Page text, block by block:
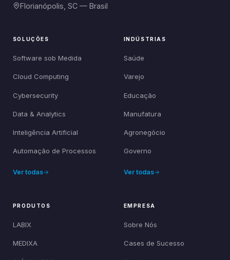
Florianópolis, SC — Brasil
SOLUÇÕES
Software sob Medida
Cloud Computing
Cybersecurity
Data & Analytics
Inteligência Artificial
Automação de Processos
Ver todas
INDÚSTRIAS
Saúde
Varejo
Educação
Manufatura
Agronegócio
Governo
Ver todas
PRODUTOS
LABIX
MEDIXA
EMPRESA
Sobre Nós
Cases de Sucesso